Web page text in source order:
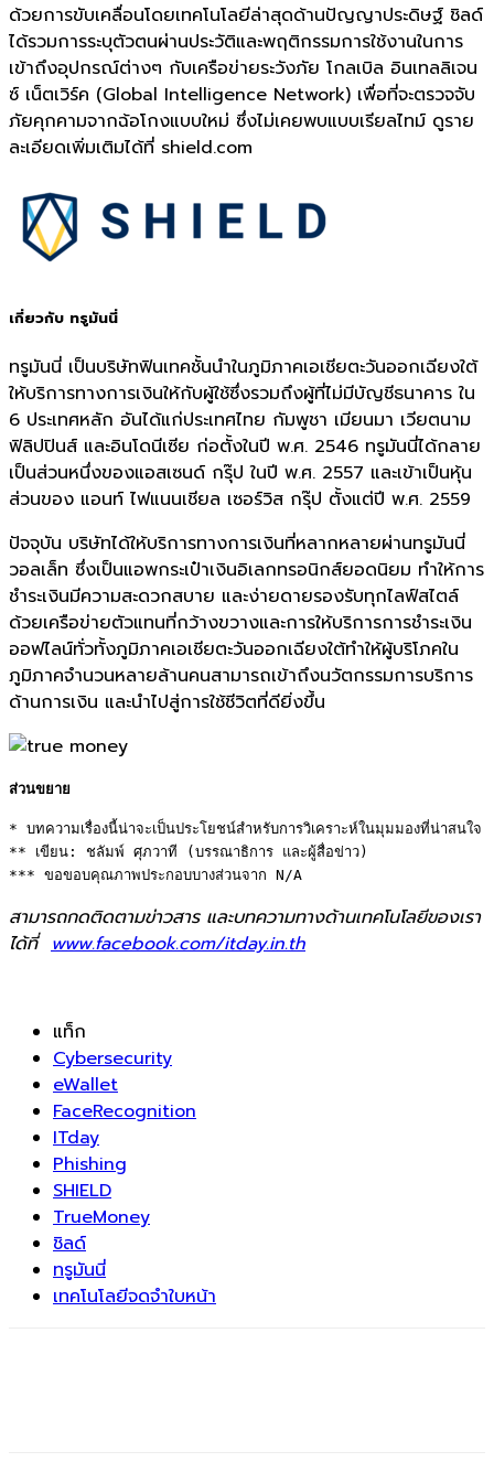
ด้วยการขับเคลื่อนโดยเทคโนโลยีล่าสุดด้านปัญญาประดิษฐ์ ชิลด์
ได้รวมการระบุตัวตนผ่านประวัติและพฤติกรรมการใช้งานในการ
เข้าถึงอุปกรณ์ต่างๆ กับเครือข่ายระวังภัย โกลเบิล อินเทลลิเจน
ซ์ เน็ตเวิร์ค (Global Intelligence Network) เพื่อที่จะตรวจจับ
ภัยคุกคามจากฉ้อโกงแบบใหม่ ซึ่งไม่เคยพบแบบเรียลไทม์ ดูราย
ละเอียดเพิ่มเติมได้ที่ shield.com
เกี่ยวกับ ทรูมันนี่
ทรูมันนี่ เป็นบริษัทฟินเทคชั้นนำในภูมิภาคเอเชียตะวันออกเฉียงใต้
ให้บริการทางการเงินให้กับผู้ใช้ซึ่งรวมถึงผู้ที่ไม่มีบัญชีธนาคาร ใน
6 ประเทศหลัก อันได้แก่ประเทศไทย กัมพูชา เมียนมา เวียตนาม
ฟิลิปปินส์ และอินโดนีเซีย ก่อตั้งในปี พ.ศ. 2546 ทรูมันนี่ได้กลาย
เป็นส่วนหนึ่งของแอสเซนด์ กรุ๊ป ในปี พ.ศ. 2557 และเข้าเป็นหุ้น
ส่วนของ แอนท์ ไฟแนนเชียล เซอร์วิส กรุ๊ป ตั้งแต่ปี พ.ศ. 2559
ปัจจุบัน บริษัทได้ให้บริการทางการเงินที่หลากหลายผ่านทรูมันนี่
วอลเล็ท ซึ่งเป็นแอพกระเป๋าเงินอิเลกทรอนิกส์ยอดนิยม ทำให้การ
ชำระเงินมีความสะดวกสบาย และง่ายดายรองรับทุกไลฟ์สไตล์
ด้วยเครือข่ายตัวแทนที่กว้างขวางและการให้บริการการชำระเงิน
ออฟไลน์ทั่วทั้งภูมิภาคเอเชียตะวันออกเฉียงใต้ทำให้ผู้บริโภคใน
ภูมิภาคจำนวนหลายล้านคนสามารถเข้าถึงนวัตกรรมการบริการ
ด้านการเงิน และนำไปสู่การใช้ชีวิตที่ดียิ่งขึ้น
ส่วนขยาย
* บทความเรื่องนี้น่าจะเป็นประโยชน์สำหรับการวิเคราะห์ในมุมมองที่น่าสนใจ
** เขียน: ชลัมพ์ ศุภวาที (บรรณาธิการ และผู้สื่อข่าว)
*** ขอขอบคุณภาพประกอบบางส่วนจาก N/A
สามารถกดติดตามข่าวสาร และบทความทางด้านเทคโนโลยีของเรา
ได้ที่ www.facebook.com/itday.in.th
แท็ก
Cybersecurity
eWallet
FaceRecognition
ITday
Phishing
SHIELD
TrueMoney
ชิลด์
ทรูมันนี่
เทคโนโลยีจดจำใบหน้า